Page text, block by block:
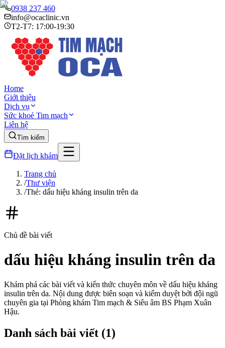
0938 237 460
info@ocaclinic.vn
T2-T7: 17:00-19:30
Home
Giới thiệu
Dịch vụ
Sức khoẻ Tim mạch
Liên hệ
Tìm kiếm
Đặt lịch khám
Trang chủ
/Thư viện
/Thẻ: dấu hiệu kháng insulin trên da
Chủ đề bài viết
dấu hiệu kháng insulin trên da
Khám phá các bài viết và kiến thức chuyên môn về dấu hiệu kháng
insulin trên da. Nội dung được biên soạn và kiểm duyệt bởi đội ngũ
chuyên gia tại Phòng khám Tim mạch & Siêu âm BS Phạm Xuân
Hậu.
Danh sách bài viết (1)